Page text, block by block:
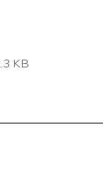
KB